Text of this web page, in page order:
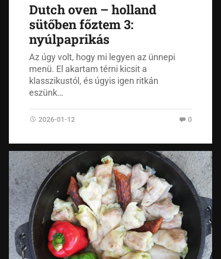
Dutch oven – holland
sütőben főztem 3:
nyúlpaprikás
Az úgy volt, hogy mi legyen az ünnepi
menü. El akartam térni kicsit a
klasszikustól, és úgyis igen ritkán
eszünk…
2026-01-12 0